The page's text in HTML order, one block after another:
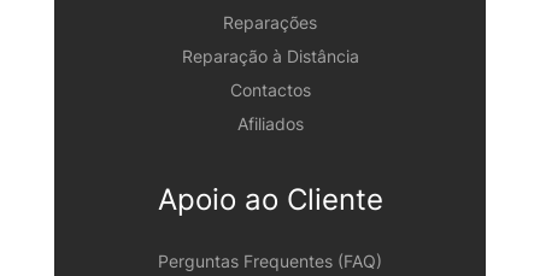
Reparações
Reparação à Distância
Contactos
Afiliados
Apoio ao Cliente
Perguntas Frequentes (FAQ)